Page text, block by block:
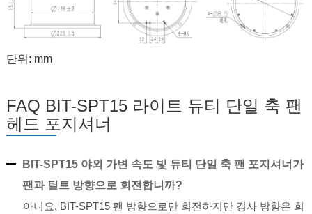
단위: mm
FAQ BIT-SPT15 라이트 듀티 단일 축 팬
헤드 포지셔너
BIT-SPT15 야외 가변 속도 빛 듀티 단일 축 팬 포지셔너가
팬과 틸트 방향으로 회전합니까?
아니요, BIT-SPT15 팬 방향으로만 회전하지만 경사 방향은 회